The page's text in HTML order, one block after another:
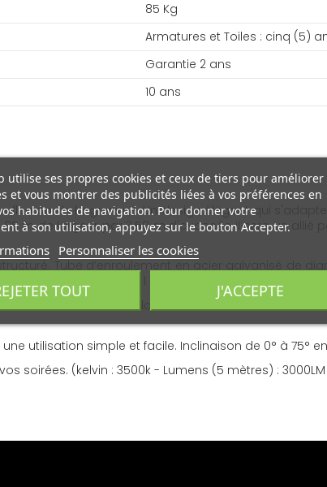
85 Kg
Armatures et Toiles : cinq (5)
Garantie 2 ans
10 ans
Le fleuron de la gamme. Un design élégant qui
m de largeur par 3.50 m d'avancée il sera un allié
Tube d’enroulement en acier galvanisé de
cycles (1 cycle = 1 ouverture et 1 fermeture).
au cœur même de la fibre lors de sa fabrication.
utilisation simple et facile. Inclinaison de 0° à 75° en
soirées. (kelvin : 3500k - Lumens (5 mètres) :
utilise ses propres cookies et ceux de tiers pour améliorer
et vous montrer des publicités liées à vos préférences en
habitudes de navigation. Pour donner votre
à son utilisation, appuyez sur le bouton Accepter.
Personnaliser les cookies
TOUT J'ACCEPTE